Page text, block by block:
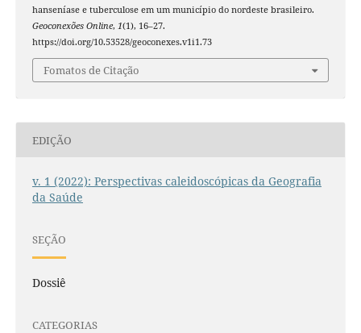
hanseníase e tuberculose em um município do nordeste brasileiro.
Geoconexões Online, 1(1), 16–27.
https://doi.org/10.53528/geoconexes.v1i1.73
Fomatos de Citação
EDIÇÃO
v. 1 (2022): Perspectivas caleidoscópicas da Geografia
da Saúde
SEÇÃO
Dossiê
CATEGORIAS